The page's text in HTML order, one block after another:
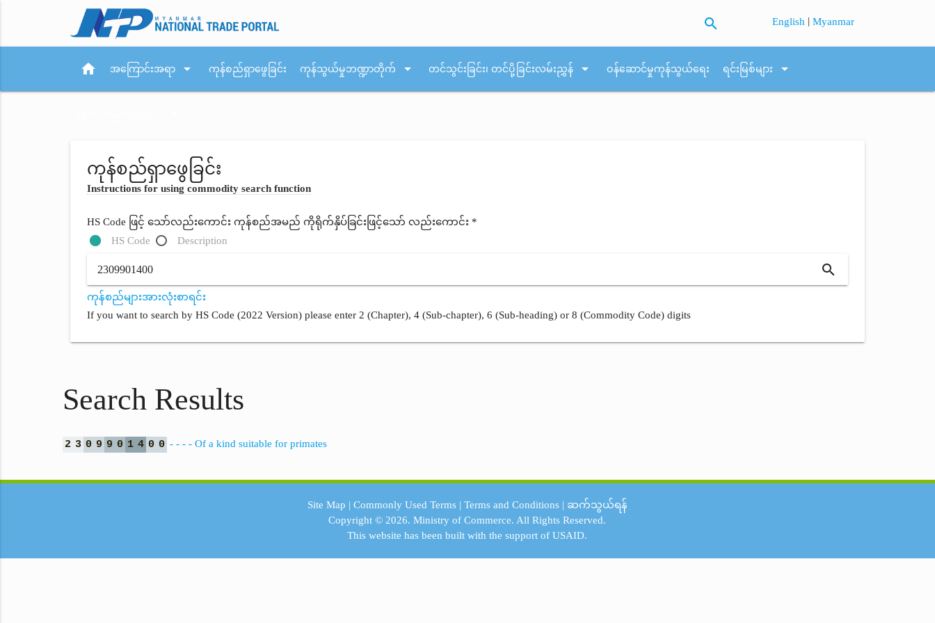
search English |Myanmar
home အကြောင်းအရာ arrow_drop_down ကုန်စည်ရှာဖွေခြင်း ကုန်သွယ်မှုဘဏ္ဍာတိုက် arrow_drop_down တင်သွင်းခြင်း၊ တင်ပို့ခြင်းလမ်းညွှန် arrow_drop_down ဝန်ဆောင်မှုကုန်သွယ်ရေး ရင်းမြစ်များ arrow_drop_down
ကုန်စည်ရှာဖွေခြင်း
Instructions for using commodity search function
HS Code ဖြင့် သော်လည်းကောင်း ကုန်စည်အမည် ကိုရိုက်နှိပ်ခြင်းဖြင့်သော် လည်းကောင်း *
HS Code
Description
search
ကုန်စည်များအားလုံးစာရင်း
If you want to search by HS Code (2022 Version) please enter 2 (Chapter), 4 (Sub-chapter), 6 (Sub-heading) or 8 (Commodity Code) digits
Search Results
2 3 0 9 9 0 1 4 0 0 - - - - Of a kind suitable for primates
Site Map | Commonly Used Terms| Terms and Conditions| ဆက်သွယ်ရန်
Copyright © 2026.Ministry of Commerce. All Rights Reserved.
This website has been built with the support ofUSAID.